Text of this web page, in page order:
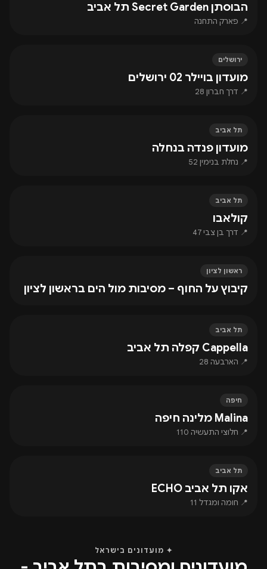
הבוסתן Secret Garden תל אביב
📍 פארק התחנה
ירושלים
מועדון בויילר 02 ירושלים
📍 דרך חברון 28
תל אביב
מועדון פנדה בנחלה
📍 נחלת בנימין 52
תל אביב
קולאבו
📍 דרך בן צבי 47
ראשון לציון
קיבוץ על החוף – מסיבות מול הים בראשון לציון
תל אביב
Cappella קפלה תל אביב
📍 הארבעה 28
חיפה
Malina מלינה חיפה
📍 חלוצי התעשיה 110
תל אביב
אקו תל אביב ECHO
📍 חומה ומגדל 11
✦ מועדונים בישראל